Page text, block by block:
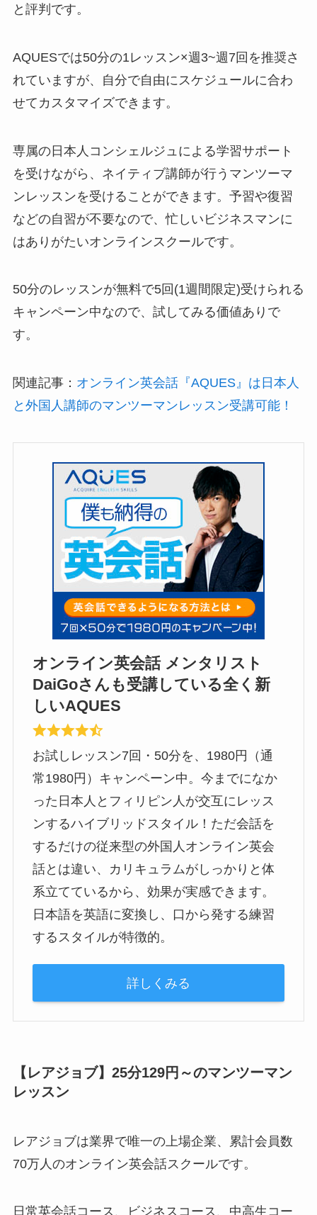
と評判です。
AQUESでは50分の1レッスン×週3~週7回を推奨さ
れていますが、自分で自由にスケジュールに合わ
せてカスタマイズできます。
専属の日本人コンシェルジュによる学習サポート
を受けながら、 ネイティブ講師が行うマンツーマ
ンレッスンを受けることができます。予習や復習
などの自習が不要なので、忙しいビジネスマンに
はありがたいオンラインスクールです。
50分のレッスンが無料で5回(1週間限定)受けられる
キャンペーン中なので、試してみる価値ありで
す。
関連記事： オンライン英会話『AQUES』は日本人
と外国人講師のマンツーマンレッスン受講可能！
オンライン英会話 メンタリスト
DaiGoさんも受講している全く新
しいAQUES
お試しレッスン7回・50分を、1980円（通
常1980円）キャンペーン中。今までになか
った日本人とフィリピン人が交互にレッス
ンするハイブリッドスタイル！ただ会話を
するだけの従来型の外国人オンライン英会
話とは違い、カリキュラムがしっかりと体
系立てているから、効果が実感できます。
日本語を英語に変換し、口から発する練習
するスタイルが特徴的。
詳しくみる
【レアジョブ】25分129円～のマンツーマン
レッスン
レアジョブは業界で唯一の上場企業、
累計会員数
70万人 のオンライン英会話スクールです。
日常英会話コース、ビジネスコース、中高生コー